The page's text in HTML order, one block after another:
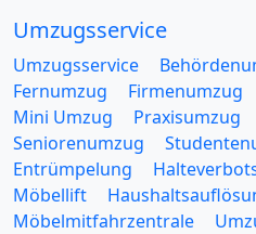
Umzugsservice
Umzugsservice
Fernumzug
Firmenumzug
Mini Umzug
Praxisumzug
Seniorenumzug
Entrümpelung
Möbellift
Möbelmitfahrzentrale